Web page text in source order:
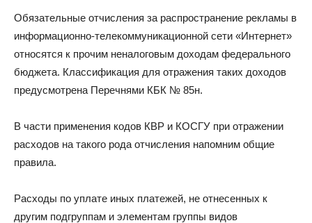
Обязательные отчисления за распространение рекламы в
информационно-телекоммуникационной сети «Интернет»
относятся к прочим неналоговым доходам федерального
бюджета. Классификация для отражения таких доходов
предусмотрена Перечнями КБК № 85н.
В части применения кодов КВР и КОСГУ при отражении
расходов на такого рода отчисления напомним общие
правила.
Расходы по уплате иных платежей, не отнесенных к
другим подгруппам и элементам группы видов